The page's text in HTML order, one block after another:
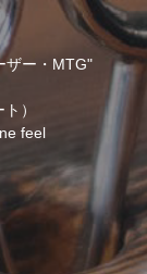
ザー・MTG"
）
feel